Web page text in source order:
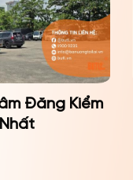
Đăng Kiểm